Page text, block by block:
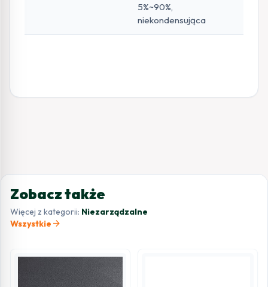
5%~90%,
niekondensująca
Zobacz także
Więcej z kategorii: Niezarządzalne
Wszystkie arrow_forward